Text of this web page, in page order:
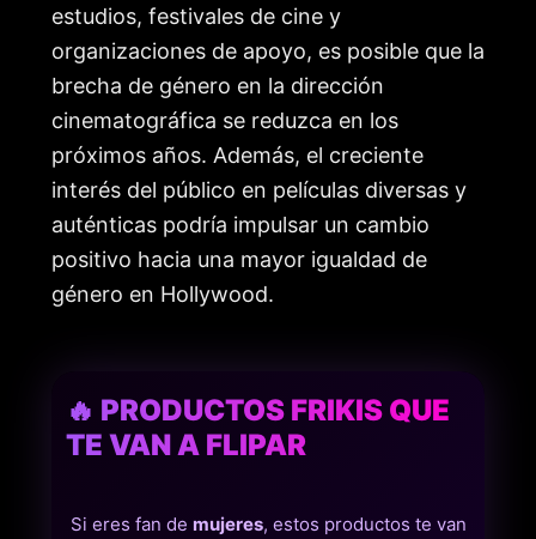
estudios, festivales de cine y
organizaciones de apoyo, es posible que la
brecha de género en la dirección
cinematográfica se reduzca en los
próximos años. Además, el creciente
interés del público en películas diversas y
auténticas podría impulsar un cambio
positivo hacia una mayor igualdad de
género en Hollywood.
🔥 PRODUCTOS FRIKIS QUE
TE VAN A FLIPAR
Si eres fan de mujeres, estos productos te van